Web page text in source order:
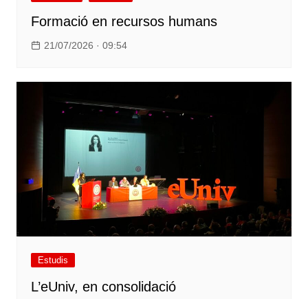
Formació en recursos humans
21/07/2026 · 09:54
Estudis
L’eUniv, en consolidació